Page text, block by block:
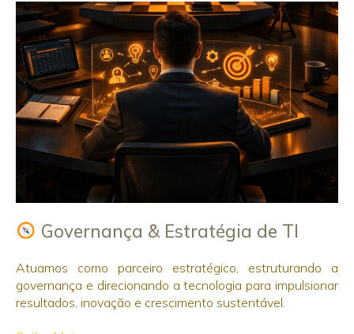
Governança & Estratégia de TI
Atuamos como parceiro estratégico, estruturando a
governança e direcionando a tecnologia para impulsionar
resultados, inovação e crescimento sustentável.